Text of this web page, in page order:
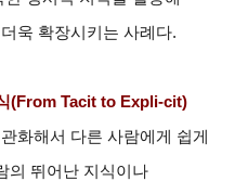
욱 확장시키는 사례다.
(From Tacit to Expli-cit)
화해서 다른 사람에게 쉽게
의 뛰어난 지식이나